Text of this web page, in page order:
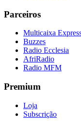
Parceiros
Multicaixa
Buzzes
Radio Ecclesia
AfriRadio
Radio MFM
Premium
Loja
Subscrição